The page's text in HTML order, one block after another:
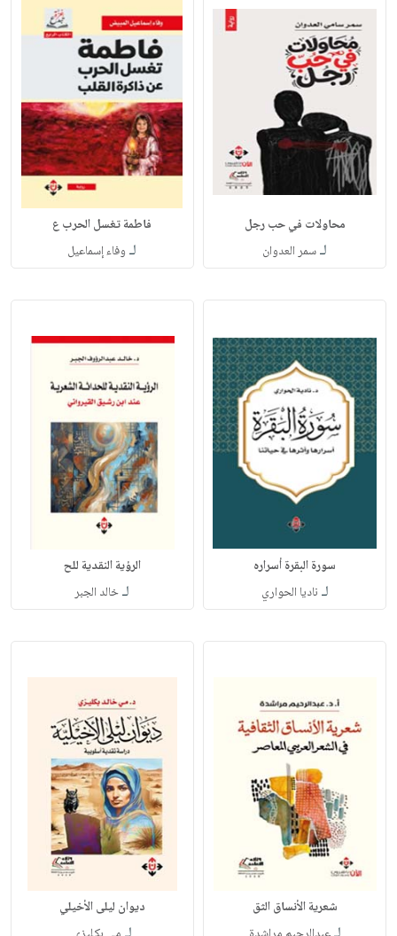
محاولات في حب رجل
لـسمر العدوان
فاطمة تغسل الحرب ع
لـ وفاء إسماعيل
سورة البقرة أسراره
لـ ناديا الحواري
الرؤية النقدية للح
لـخالد الجبر
شعرية الأنساق الثق ديوان ليلى الأخيلي